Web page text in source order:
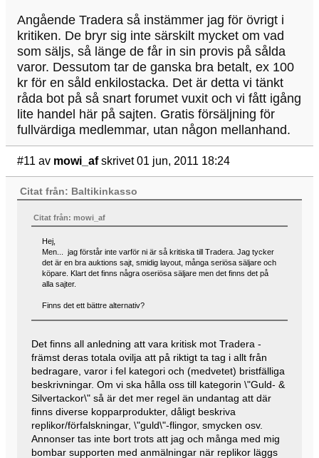
Angående Tradera så instämmer jag för övrigt i
kritiken. De bryr sig inte särskilt mycket om vad
som säljs, så länge de får in sin provis på sålda
varor. Dessutom tar de ganska bra betalt, ex 100
kr för en såld enkilostacka. Det är detta vi tänkt
råda bot på så snart forumet vuxit och vi fått igång
lite handel här på sajten. Gratis försäljning för
fullvärdiga medlemmar, utan någon mellanhand.
#11 av mowi_af skrivet 01 jun, 2011 18:24
Citat från: Baltikinkasso
Citat från: mowi_af
Hej,
Men... jag förstår inte varför ni är så kritiska till Tradera. Jag tycker
det är en bra auktions sajt, smidig layout, många seriösa säljare och
köpare. Klart det finns några oseriösa säljare men det finns det på
alla sajter.
Finns det ett bättre alternativ?
Det finns all anledning att vara kritisk mot Tradera -
främst deras totala ovilja att på riktigt ta tag i allt från
bedragare, varor i fel kategori och (medvetet) bristfälliga
beskrivningar. Om vi ska hålla oss till kategorin \"Guld- &
Silvertackor\" så är det mer regel än undantag att där
finns diverse kopparprodukter, dåligt beskriva
replikor/förfalskningar, \"guld\"-flingor, smycken osv.
Annonser tas inte bort trots att jag och många med mig
bombar supporten med anmälningar när replikor läggs